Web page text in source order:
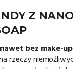
Z
nawet bez make-
rzeczy